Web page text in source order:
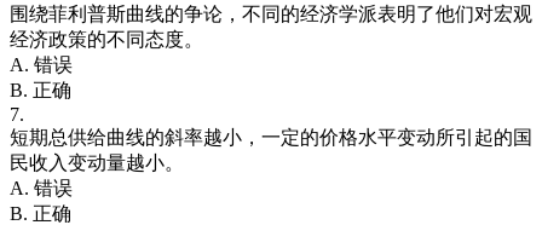
围绕菲利普斯曲线的争论，不同的经济学派表明了他们对宏观
经济政策的不同态度。
A. 错误
B. 正确
7.
短期总供给曲线的斜率越小，一定的价格水平变动所引起的国
民收入变动量越小。
A. 错误
B. 正确